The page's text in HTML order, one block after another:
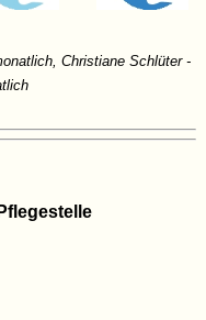
Christiane Schlüter -